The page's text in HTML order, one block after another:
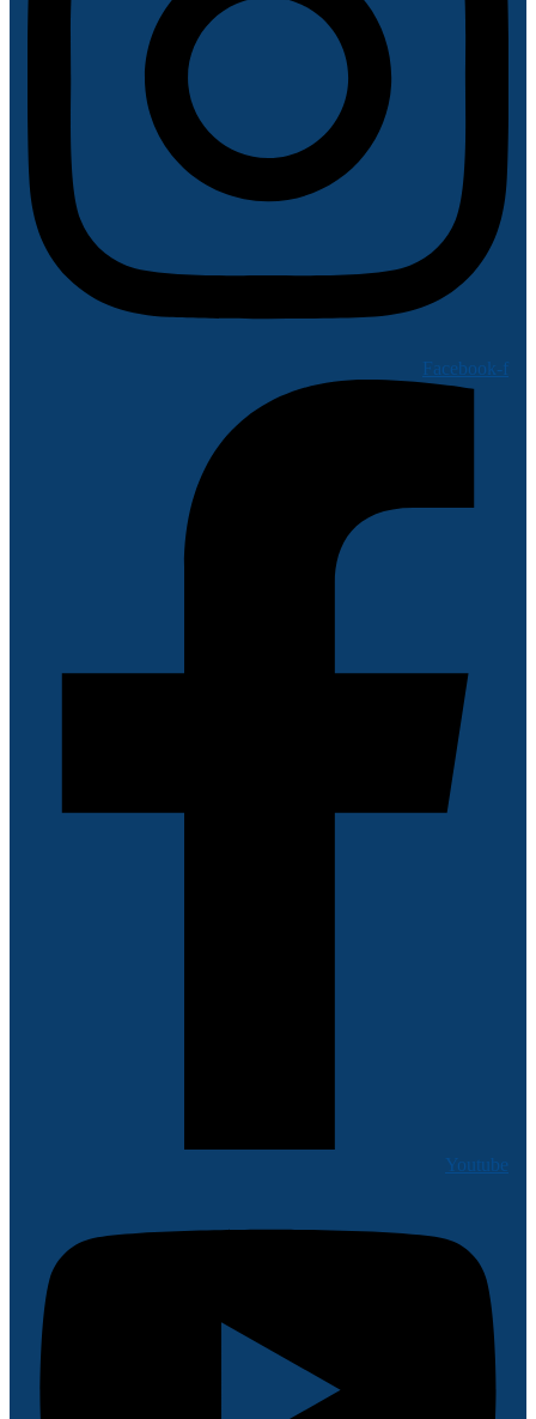
Facebook-f
Youtube